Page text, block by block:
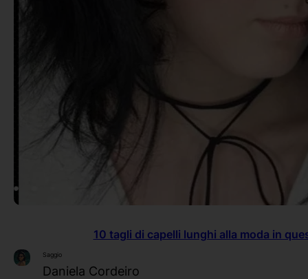
10 tagli di capelli lunghi alla moda in
Saggio
Daniela Cordeiro